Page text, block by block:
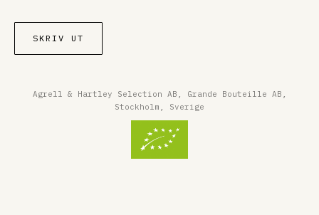
SKRIV UT
Agrell & Hartley Selection AB, Grande Bouteille AB,
Stockholm, Sverige